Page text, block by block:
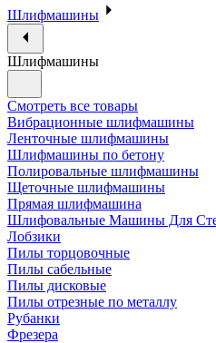
Шлифмашины
Шлифмашины
Смотреть все товары
Вибрационные шлифмашины
Ленточные шлифмашины
Шлифмашины по бетону
Полировальные шлифмашины
Щеточные шлифмашины
Прямая шлифмашина
Шлифовальные Машины Для
Лобзики
Пилы торцовочные
Пилы сабельные
Пилы дисковые
Пилы отрезные по металлу
Рубанки
Фрезера